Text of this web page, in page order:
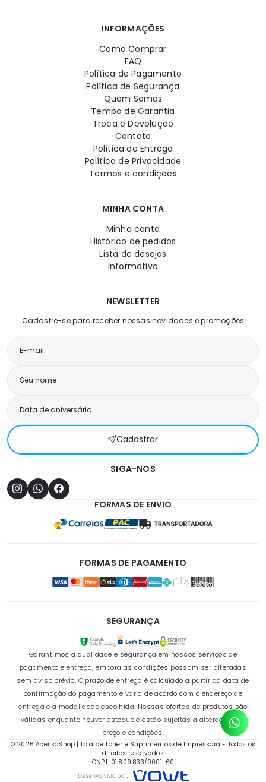
INFORMAÇÕES
Como Comprar
FAQ
Política de Pagamento
Política de Segurança
Quem Somos
Tempo de Garantia
Troca e Devolução
Contato
Política de Entrega
Política de Privacidade
Termos e condições
MINHA CONTA
Minha conta
Histórico de pedidos
Lista de desejos
Informativo
NEWSLETTER
Cadastre-se para receber nossas novidades e promoções
Cadastrar
SIGA-NOS
FORMAS DE ENVIO
FORMAS DE PAGAMENTO
SEGURANÇA
Garantimos a qualidade e segurança em nossos serviços de
pagamento e entrega, embora as condições possam ser alteradas
sem aviso prévio. O prazo de entrega é calculado a partir da data de
confirmação do pagamento e varia de acordo com o endereço de
entrega e a modalidade escolhida. Nossas ofertas de produtos são
válidas enquanto houver estoque e estão sujeitas a alterações de
preço e condições.
© 2026 AcessoShop | Loja de Toner e Suprimentos de Impressora - Todos os
direitos reservados
CNPJ: 01.809.833/0001-60